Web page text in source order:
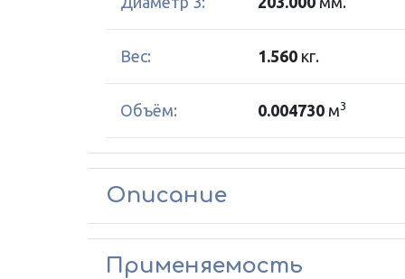
Вес: 1.560 кг.
Объём: 0.004730 м3
Описание
Применяемость